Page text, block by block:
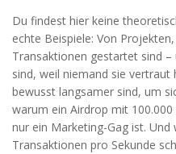
Du findest hier keine
echte Beispiele: Von
Transaktionen gestartet sind
sind, weil niemand sie
bewusst langsamer sind, um
warum ein Airdrop mit
nur ein Marketing-Gag ist.
Transaktionen pro Sekunde